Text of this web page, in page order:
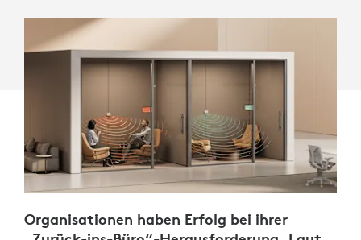
Organisationen haben Erfolg bei ihrer